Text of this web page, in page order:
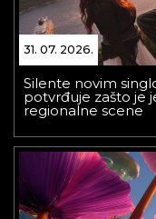
31. 07. 2026.
Silente novim
potvrđuje zašto je
regionalne scene